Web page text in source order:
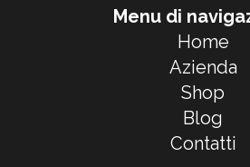
Menu di
Home
Azienda
Shop
Blog
Contatti